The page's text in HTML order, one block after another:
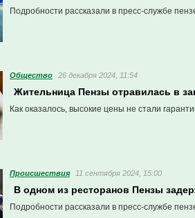
Подробности рассказали в пресс-службе
Общество 26 декабря 2024, 11:54
Жительница Пензы отравилась в
Как оказалось, высокие цены не стали
Проиcшествия 11 сентября 2024, 15:00
В одном из ресторанов Пензы
Подробности рассказали в пресс-службе